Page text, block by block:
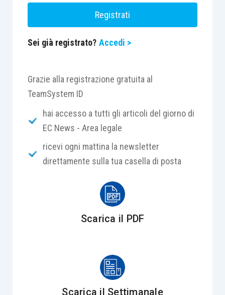
Registrati
Sei già registrato? Accedi >
Grazie alla registrazione gratuita al
TeamSystem ID
hai accesso a tutti gli articoli del giorno di
EC News - Area legale
ricevi ogni mattina la newsletter
direttamente sulla tua casella di posta
Scarica il PDF
Scarica il Settimanale